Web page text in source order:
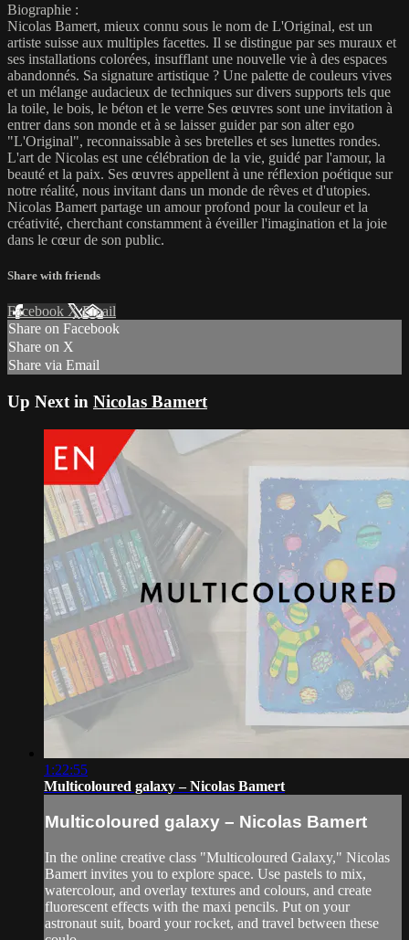
Biographie :
Nicolas Bamert, mieux connu sous le nom de L'Original, est un
artiste suisse aux multiples facettes. Il se distingue par ses muraux et
ses installations colorées, insufflant une nouvelle vie à des espaces
abandonnés. Sa signature artistique ? Une palette de couleurs vives
et un mélange audacieux de techniques sur divers supports tels que
la toile, le bois, le béton et le verre Ses œuvres sont une invitation à
entrer dans son monde et à se laisser guider par son alter ego
"L'Original", reconnaissable à ses bretelles et ses lunettes rondes.
L'art de Nicolas est une célébration de la vie, guidé par l'amour, la
beauté et la paix. Ses œuvres appellent à une réflexion poétique sur
notre réalité, nous invitant dans un monde de rêves et d'utopies.
Nicolas Bamert partage un amour profond pour la couleur et la
créativité, cherchant constamment à éveiller l'imagination et la joie
dans le cœur de son public.
Share with friends
Facebook XEmail
Share on Facebook
Share on X
Share via Email
Up Next in Nicolas Bamert
1:22:55
Multicoloured galaxy – Nicolas Bamert
Multicoloured galaxy – Nicolas Bamert
In the online creative class "Multicoloured Galaxy," Nicolas
Bamert invites you to explore space. Use pastels to mix,
watercolour, and overlay textures and colours, and create
fluorescent effects with the maxi pencils. Put on your
astronaut suit, board your rocket, and travel between these